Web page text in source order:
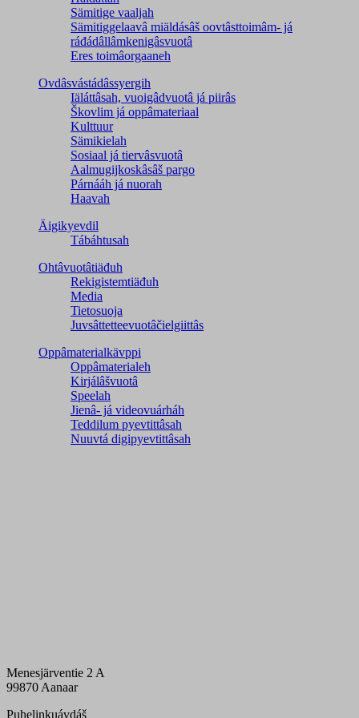
Sämitige vaaljah
Sämitiggelaavâ miäldásâš oovtâsttoimâm- já
ráđádâllâmkenigâsvuotâ
Eres toimâorgaaneh
Ovdâsvástádâssyergih
Iäláttâsah, vuoigâdvuotâ já piirâs
Škovlim já oppâmateriaal
Kulttuur
Sämikielah
Sosiaal já tiervâsvuotâ
Aalmugijkoskâsâš pargo
Párnááh já nuorah
Haavah
Äigikyevdil
Tábáhtusah
Ohtâvuotâtiäđuh
Rekigistemtiäđuh
Media
Tietosuoja
Juvsâttetteevuotâčielgiittâs
Oppâmaterialkävppi
Oppâmaterialeh
Kirjálâšvuotâ
Speelah
Jienâ- já videovuárháh
Teddilum pyevtittâsah
Nuuvtá digipyevtittâsah
Menesjärventie 2 A
99870 Aanaar
Puhelinkuávdáš